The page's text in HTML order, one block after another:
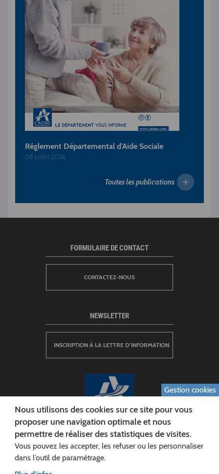
Réglement Départemental d'Aide Sociale
08 juillet 2026
Toutes les publications
CONSEIL DÉPARTEMENTAL DE L'AISNE
Siège :
FORMULAIRE DE CONTACT
CONTACTEZ-NOUS
NEWSLETTER
INSCRIPTION À LA LETTRE D’INFORMATION
Gestion cookies
Nous utilisons des cookies sur ce site pour vous
proposer une navigation optimale et nous
permettre de réaliser des statistiques de visites.
Vous pouvez les accepter, les refuser ou les personnaliser
dans l’outil de paramétrage.